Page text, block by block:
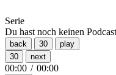
Serie
Du hast noch keinen
back 30
play
30
next
00:00 / 00:00